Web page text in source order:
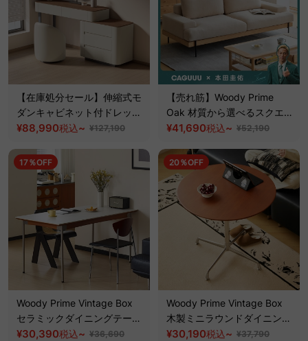
【在庫処分セール】伸縮式モ
ダンキャビネット付ドレッサ
ー
¥88,990税込~ ¥127,190
【売れ筋】Woody Prime
Oak 材質から選べるスクエア
クッションソファ【色・素材
ホワイトオーク材】
¥41,690税込~ ¥52,190
17％OFF
Woody Prime Vintage Box
セラミックダイニングテーブ
ル【高級天然ツゲ材】
¥30,390税込~ ¥36,690
20％OFF
Woody Prime Vintage Box
木製ミニラウンドダイニング
テーブル【高級天然ツゲ材】
¥30,190税込~ ¥37,790